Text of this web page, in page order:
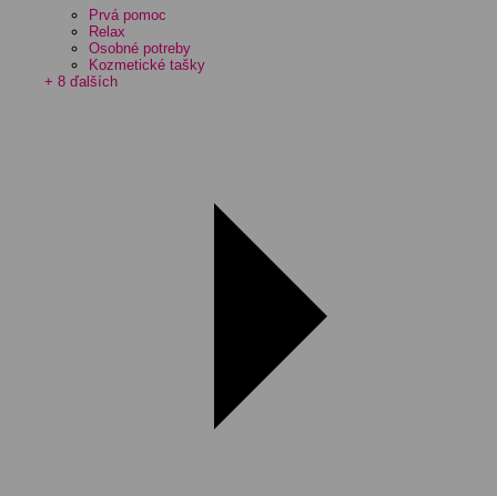
Prvá pomoc
Relax
Osobné potreby
Kozmetické tašky
+ 8 ďalších